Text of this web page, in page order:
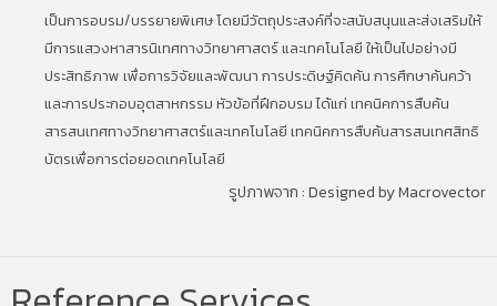
เป็นการอบรม/บรรยายพิเศษ โดยมีวัตถุประสงค์ที่จะสนับสนุนและส่งเสริมให้
มีการแสวงหาสารนิเทศทางวิทยาศาสตร์ และเทคโนโลยี ให้เป็นไปอย่างมี
ประสิทธิภาพ เพื่อการวิจัยและพัฒนา การประดิษฐ์คิดค้น การศึกษาค้นคว้า
และการประกอบอุตสาหกรรม หัวข้อที่ฝึกอบรม ได้แก่ เทคนิคการสืบค้น
สารสนเทศทางวิทยาศาสตร์และเทคโนโลยี เทคนิคการสืบค้นสารสนเทศสิทธิ
บัตรเพื่อการต่อยอดเทคโนโลยี
รูปภาพจาก :Designed by Macrovector